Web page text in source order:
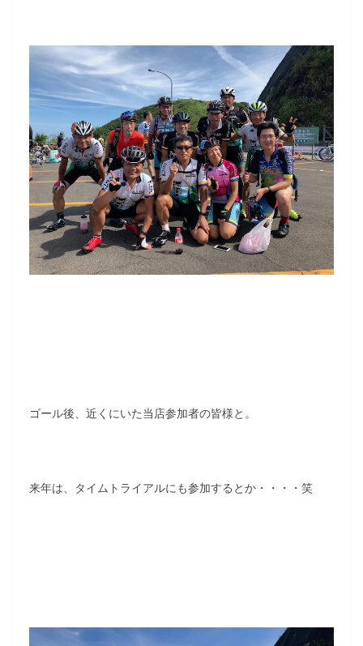
ゴール後、近くにいた当店参加者の皆様と。
来年は、タイムトライアルにも参加するとか・・・・笑